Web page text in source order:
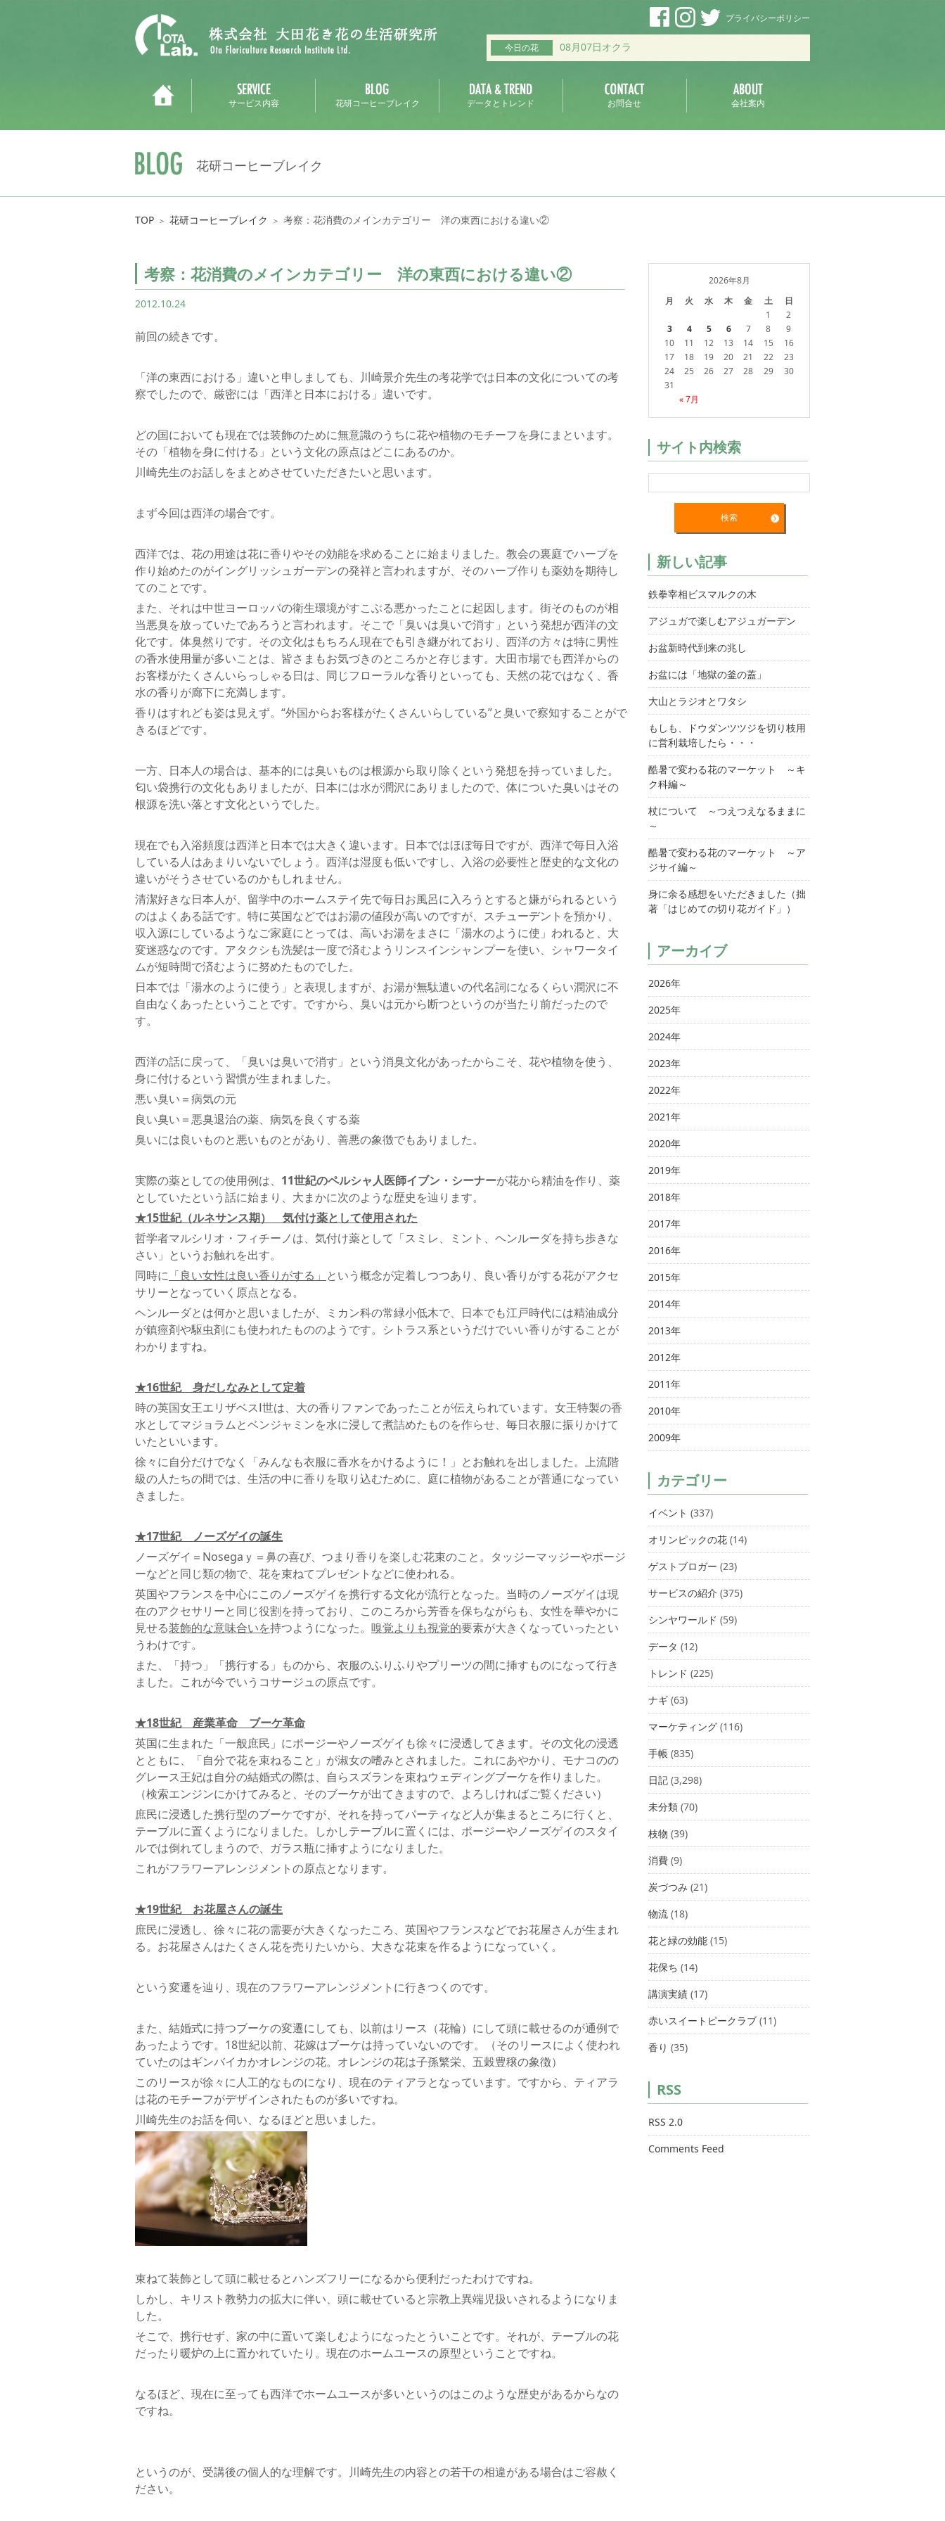
プライバシーポリシー
今日の花 08月07日オクラ
サービス内容 花研コーヒーブレイク データとトレンド お問合せ 会社案内
花研コーヒーブレイク
TOP ＞ 花研コーヒーブレイク ＞ 考察：花消費のメインカテゴリー 洋の東西における違い②
考察：花消費のメインカテゴリー 洋の東西における違い②
2012.10.24
前回の続きです。
「洋の東西における」違いと申しましても、川崎景介先生の考花学では日本の文化についての考
察でしたので、厳密には「西洋と日本における」違いです。
どの国においても現在では装飾のために無意識のうちに花や植物のモチーフを身にまといます。
その「植物を身に付ける」という文化の原点はどこにあるのか。
川崎先生のお話しをまとめさせていただきたいと思います。
まず今回は西洋の場合です。
西洋では、花の用途は花に香りやその効能を求めることに始まりました。教会の裏庭でハーブを
作り始めたのがイングリッシュガーデンの発祥と言われますが、そのハーブ作りも薬効を期待し
てのことです。
また、それは中世ヨーロッパの衛生環境がすこぶる悪かったことに起因します。街そのものが相
当悪臭を放っていたであろうと言われます。そこで「臭いは臭いで消す」という発想が西洋の文
化です。体臭然りです。その文化はもちろん現在でも引き継がれており、西洋の方々は特に男性
の香水使用量が多いことは、皆さまもお気づきのところかと存じます。大田市場でも西洋からの
お客様がたくさんいらっしゃる日は、同じフローラルな香りといっても、天然の花ではなく、香
水の香りが廊下に充満します。
香りはすれども姿は見えず。“外国からお客様がたくさんいらしている”と臭いで察知することがで
きるほどです。
一方、日本人の場合は、基本的には臭いものは根源から取り除くという発想を持っていました。
匂い袋携行の文化もありましたが、日本には水が潤沢にありましたので、体についた臭いはその
根源を洗い落とす文化というでした。
現在でも入浴頻度は西洋と日本では大きく違います。日本ではほぼ毎日ですが、西洋で毎日入浴
している人はあまりいないでしょう。西洋は湿度も低いですし、入浴の必要性と歴史的な文化の
違いがそうさせているのかもしれません。
清潔好きな日本人が、留学中のホームステイ先で毎日お風呂に入ろうとすると嫌がられるという
のはよくある話です。特に英国などではお湯の値段が高いのですが、スチューデントを預かり、
収入源にしているようなご家庭にとっては、高いお湯をまさに「湯水のように使」われると、大
変迷惑なのです。アタクシも洗髪は一度で済むようリンスインシャンプーを使い、シャワータイ
ムが短時間で済むように努めたものでした。
日本では「湯水のように使う」と表現しますが、お湯が無駄遣いの代名詞になるくらい潤沢に不
自由なくあったということです。ですから、臭いは元から断つというのが当たり前だったので
す。
西洋の話に戻って、「臭いは臭いで消す」という消臭文化があったからこそ、花や植物を使う、
身に付けるという習慣が生まれました。
悪い臭い＝病気の元
良い臭い＝悪臭退治の薬、病気を良くする薬
臭いには良いものと悪いものとがあり、善悪の象徴でもありました。
実際の薬としての使用例は、 11世紀のペルシャ人医師イブン・シーナーが花から精油を作り、薬
としていたという話に始まり、大まかに次のような歴史を辿ります。
★15世紀（ルネサンス期） 気付け薬として使用された
哲学者マルシリオ・フィチーノは、気付け薬として「スミレ、ミント、ヘンルーダを持ち歩きな
さい」というお触れを出す。
同時に 「良い女性は良い香りがする」 という概念が定着しつつあり、良い香りがする花がアクセ
サリーとなっていく原点となる。
ヘンルーダとは何かと思いましたが、ミカン科の常緑小低木で、日本でも江戸時代には精油成分
が鎮痙剤や駆虫剤にも使われたもののようです。シトラス系というだけでいい香りがすることが
わかりますね。
★16世紀 身だしなみとして定着
時の英国女王エリザベスⅠ世は、大の香りファンであったことが伝えられています。女王特製の香
水としてマジョラムとベンジャミンを水に浸して煮詰めたものを作らせ、毎日衣服に振りかけて
いたといいます。
徐々に自分だけでなく「みんなも衣服に香水をかけるように！」とお触れを出しました。上流階
級の人たちの間では、生活の中に香りを取り込むために、庭に植物があることが普通になってい
きました。
★17世紀 ノーズゲイの誕生
ノーズゲイ＝Nosegaｙ＝鼻の喜び、つまり香りを楽しむ花束のこと。タッジーマッジーやポージ
ーなどと同じ類の物で、花を束ねてプレゼントなどに使われる。
英国やフランスを中心にこのノーズゲイを携行する文化が流行となった。当時のノーズゲイは現
在のアクセサリーと同じ役割を持っており、このころから芳香を保ちながらも、女性を華やかに
見せる装飾的な意味合いを持つようになった。 嗅覚よりも視覚的要素が大きくなっていったとい
うわけです。
また、「持つ」「携行する」ものから、衣服のふりふりやプリーツの間に挿すものになって行き
ました。これが今でいうコサージュの原点です。
★18世紀 産業革命 ブーケ革命
英国に生まれた「一般庶民」にポージーやノーズゲイも徐々に浸透してきます。その文化の浸透
とともに、「自分で花を束ねること」が淑女の嗜みとされました。これにあやかり、モナコのの
グレース王妃は自分の結婚式の際は、自らスズランを束ねウェディングブーケを作りました。
（検索エンジンにかけてみると、そのブーケが出てきますので、よろしければご覧ください）
庶民に浸透した携行型のブーケですが、それを持ってパーティなど人が集まるところに行くと、
テーブルに置くようになりました。しかしテーブルに置くには、ポージーやノーズゲイのスタイ
ルでは倒れてしまうので、ガラス瓶に挿すようになりました。
これがフラワーアレンジメントの原点となります。
★19世紀 お花屋さんの誕生
庶民に浸透し、徐々に花の需要が大きくなったころ、英国やフランスなどでお花屋さんが生まれ
る。お花屋さんはたくさん花を売りたいから、大きな花束を作るようになっていく。
という変遷を辿り、現在のフラワーアレンジメントに行きつくのです。
また、結婚式に持つブーケの変遷にしても、以前はリース（花輪）にして頭に載せるのが通例で
あったようです。18世紀以前、花嫁はブーケは持っていないのです。（そのリースによく使われ
ていたのはギンバイカかオレンジの花。オレンジの花は子孫繁栄、五穀豊穣の象徴）
このリースが徐々に人工的なものになり、現在のティアラとなっています。ですから、ティアラ
は花のモチーフがデザインされたものが多いですね。
川崎先生のお話を伺い、なるほどと思いました。
束ねて装飾として頭に載せるとハンズフリーになるから便利だったわけですね。
しかし、キリスト教勢力の拡大に伴い、頭に載せていると宗教上異端児扱いされるようになりま
した。
そこで、携行せず、家の中に置いて楽しむようになったとういことです。それが、テーブルの花
だったり暖炉の上に置かれていたり。現在のホームユースの原型ということですね。
なるほど、現在に至っても西洋でホームユースが多いというのはこのような歴史があるからなの
ですね。
というのが、受講後の個人的な理解です。川崎先生の内容との若干の相違がある場合はご容赦く
ださい。
2026年8月
月
火 水 木 金 土 日
« 7月
1
2
3
4 5 6 7 8
9
10
11 12 13 14 15
16
17
18 19 20 21 22
23
24
25 26 27 28 29
30
31
サイト内検索
新しい記事
鉄拳宰相ビスマルクの木
アジュガで楽しむアジュガーデン
お盆新時代到来の兆し
お盆には「地獄の釜の蓋」
大山とラジオとワタシ
もしも、ドウダンツツジを切り枝用
に営利栽培したら・・・
酷暑で変わる花のマーケット ～キ
ク科編～
杖について ～つえつえなるままに
～
酷暑で変わる花のマーケット ～ア
ジサイ編～
身に余る感想をいただきました（拙
著「はじめての切り花ガイド」）
アーカイブ
2026年
2025年
2024年
2023年
2022年
2021年
2020年
2019年
2018年
2017年
2016年
2015年
2014年
2013年
2012年
2011年
2010年
2009年
カテゴリー
イベント (337)
オリンピックの花 (14)
ゲストブロガー (23)
サービスの紹介 (375)
シンヤワールド (59)
データ (12)
トレンド (225)
ナギ (63)
マーケティング (116)
手帳 (835)
日記 (3,298)
未分類 (70)
枝物 (39)
消費 (9)
炭づつみ (21)
物流 (18)
花と緑の効能 (15)
花保ち (14)
講演実績 (17)
赤いスイートピークラブ (11)
香り (35)
RSS
RSS 2.0
Comments Feed